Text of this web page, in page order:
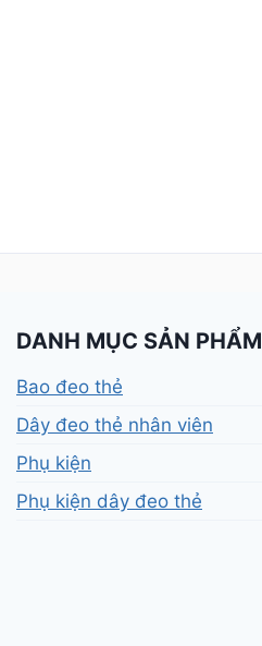
DANH MỤC SẢN PHẨM
Bao đeo thẻ
Dây đeo thẻ nhân viên
Phụ kiện
Phụ kiện dây đeo thẻ